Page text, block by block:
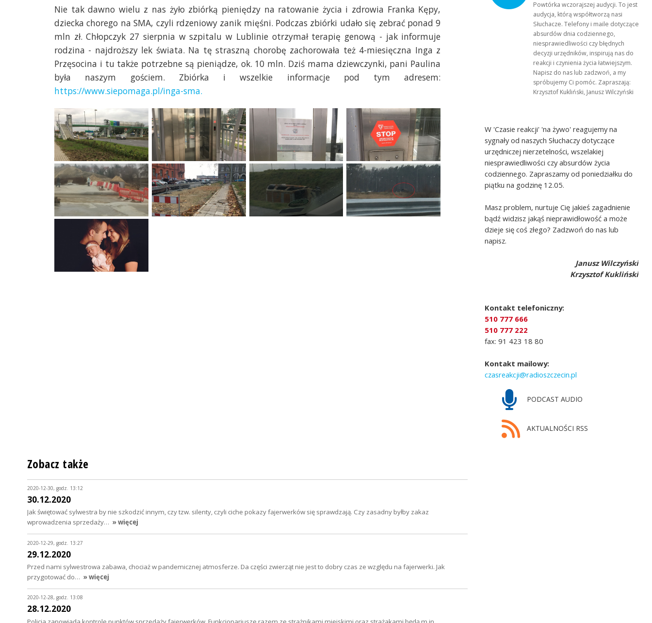
Nie tak dawno wielu z nas żyło zbiórką pieniędzy na ratowanie życia i zdrowia Franka Kępy,
dziecka chorego na SMA, czyli rdzeniowy zanik mięśni. Podczas zbiórki udało się zebrać ponad 9
mln zł. Chłopczyk 27 sierpnia w szpitalu w Lublinie otrzymał terapię genową - jak informuje
rodzina - najdroższy lek świata. Na tę straszną chorobę zachorowała też 4-miesięczna Inga z
Przęsocina i tu także potrzebne są pieniądze, ok. 10 mln. Dziś mama dziewczynki, pani Paulina
była naszym gościem. Zbiórka i wszelkie informacje pod tym adresem:
https://www.siepomaga.pl/inga-sma.
Powtórka wczorajszej audycji. To jest
audycja, którą współtworzą nasi
Słuchacze. Telefony i maile dotyczące
absurdów dnia codziennego,
niesprawiedliwości czy błędnych
decyzji urzędników, inspirują nas do
reakcji i czynienia życia łatwiejszym.
Napisz do nas lub zadzwoń, a my
spróbujemy Ci pomóc. Zapraszają:
Krzysztof Kukliński, Janusz Wilczyński
W 'Czasie reakcji' 'na żywo' reagujemy na
sygnały od naszych Słuchaczy dotyczące
urzędniczej nierzetelności, wszelakiej
niesprawiedliwości czy absurdów życia
codziennego. Zapraszamy od poniedziałku do
piątku na godzinę 12.05.
Masz problem, nurtuje Cię jakieś zagadnienie
bądź widzisz jakąś nieprawidłowość a może
dzieje się coś złego? Zadzwoń do nas lub
napisz.
Janusz Wilczyński
Krzysztof Kukliński
Kontakt telefoniczny:
510 777 666
510 777 222
fax: 91 423 18 80
Kontakt mailowy:
czasreakcji@radioszczecin.pl
PODCAST AUDIO
AKTUALNOŚCI RSS
Zobacz także
2020-12-30, godz. 13:12
30.12.2020
Jak świętować sylwestra by nie szkodzić innym, czy tzw. silenty, czyli ciche pokazy fajerwerków się sprawdzają. Czy zasadny byłby zakaz
wprowadzenia sprzedaży… » więcej
2020-12-29, godz. 13:27
29.12.2020
Przed nami sylwestrowa zabawa, chociaż w pandemicznej atmosferze. Da części zwierząt nie jest to dobry czas ze względu na fajerwerki. Jak
przygotować do… » więcej
2020-12-28, godz. 13:08
28.12.2020